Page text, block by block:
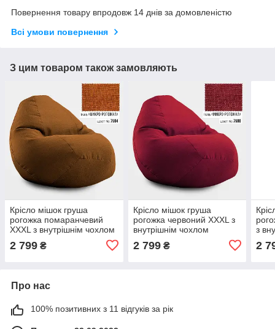
Повернення товару впродовж 14 днів за домовленістю
Всі умови повернення
З цим товаром також замовляють
Крісло мішок груша
рогожка помаранчевий
XXXL з внутрішнім чохлом
2 799 ₴
Крісло мішок груша
рогожка червоний XXXL з
внутрішнім чохлом
2 799₴
з
2
Про нас
100% позитивних з 11 відгуків за рік